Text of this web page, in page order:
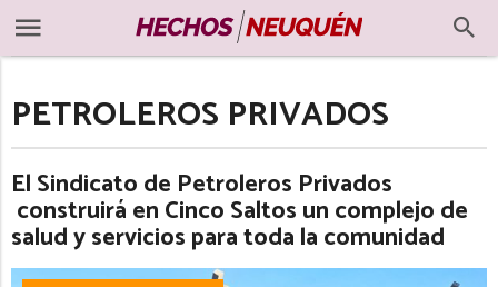
PETROLEROS PRIVADOS
El Sindicato de Petroleros Privados
construirá en Cinco Saltos un complejo de
salud y servicios para toda la comunidad